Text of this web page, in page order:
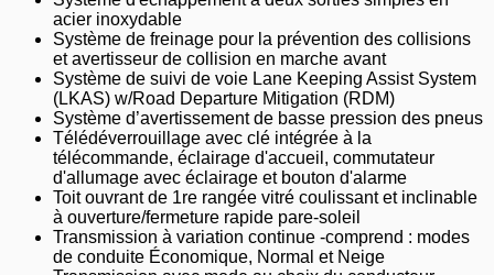
acier inoxydable
Système de freinage pour la prévention des collisions
et avertisseur de collision en marche avant
Système de suivi de voie Lane Keeping Assist System
(LKAS) w/Road Departure Mitigation (RDM)
Système d’avertissement de basse pression des pneus
Télédéverrouillage avec clé intégrée à la
télécommande, éclairage d'accueil, commutateur
d'allumage avec éclairage et bouton d'alarme
Toit ouvrant de 1re rangée vitré coulissant et inclinable
à ouverture/fermeture rapide pare-soleil
Transmission à variation continue -comprend : modes
de conduite Économique, Normal et Neige